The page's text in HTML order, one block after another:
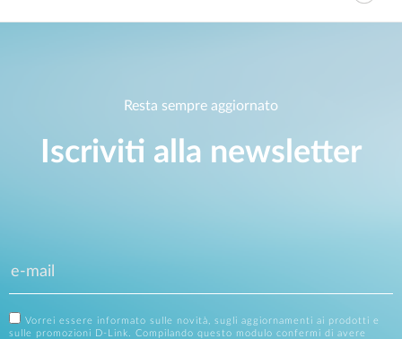
Resta sempre aggiornato
Iscriviti alla newsletter
Vorrei essere informato sulle novità, sugli aggiornamenti ai prodotti e
sulle promozioni D-Link. Compilando questo modulo confermi di avere